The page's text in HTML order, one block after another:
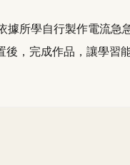
所學自行製作電流急
，完成作品，讓學習